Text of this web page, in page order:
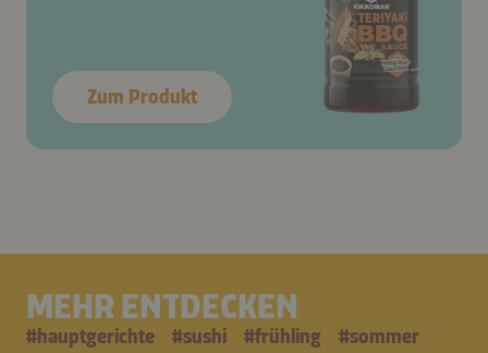
Zum Produkt
MEHR ENTDECKEN
#hauptgerichte #sushi #frühling #sommer